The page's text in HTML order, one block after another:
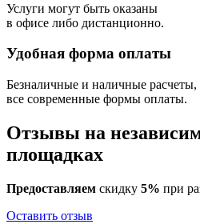
Услуги могут быть оказаны
в офисе либо дистанционно.
Удобная форма оплаты
Безналичные и наличные расчеты,
все современные формы оплаты.
Отзывы на
площадках
Предоставляем скидку 5% при
Оставить отзыв